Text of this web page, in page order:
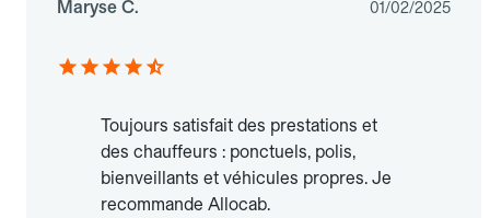
Maryse C. 01/02/2025
Toujours satisfait des prestations et
des chauffeurs : ponctuels, polis,
bienveillants et véhicules propres. Je
recommande Allocab.